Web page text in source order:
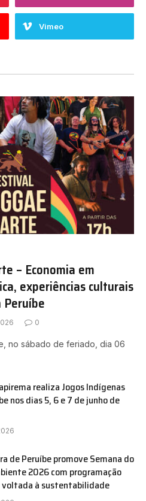
Vimeo
– Economia em
experiências culturais
0
no sábado de feriado, dia 06
realiza Jogos Indígenas
nos dias 5, 6 e 7 de junho de
de Peruíbe promove Semana do
2026 com programação
à sustentabilidade